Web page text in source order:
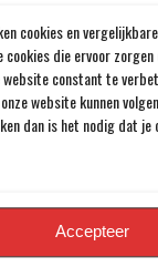
cookies en
cookies die ervoor
website constant te
website kunnen
dan is het nodig dat je
Accepteer
miljoen euro”,
van de
maar daar
verkopen in de
wachten om